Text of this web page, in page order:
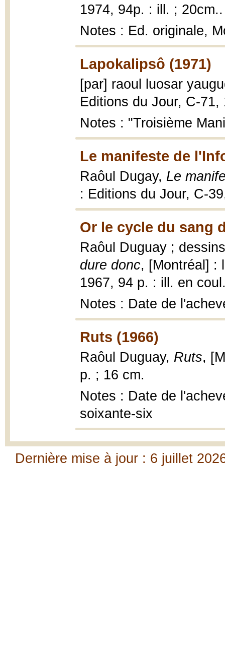
1974, 94p. : ill. ; 20cm..
Notes : Ed. originale,
Lapokalipsô (1971)
[par] raoul luosar
Editions du Jour, C-
Notes : "Troisième
Le manifeste de
Raôul Dugay, Le
: Editions du Jour, C-
Or le cycle du sang
Raôul Duguay ;
dure donc, [Montréal] :
1967, 94 p. : ill. en
Notes : Date de
Ruts (1966)
Raôul Duguay, Ruts,
p. ; 16 cm.
Notes : Date de
soixante-six
Dernière mise à jour : 6 juillet